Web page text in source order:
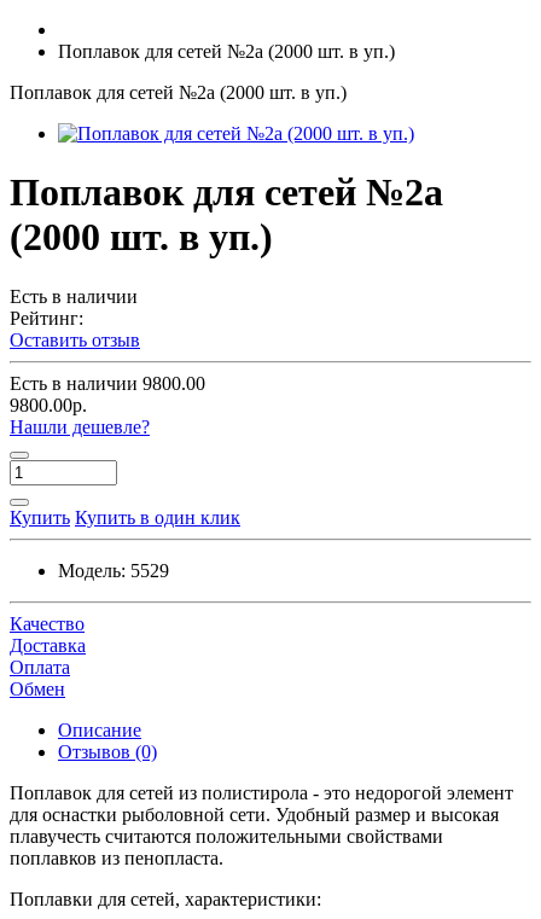
Поплавок для сетей №2а (2000 шт. в уп.)
Поплавок для сетей №2а (2000 шт. в уп.)
Поплавок для сетей №2а
(2000 шт. в уп.)
Есть в наличии
Рейтинг:
Оставить отзыв
Есть в наличии 9800.00
9800.00р.
Нашли дешевле?
Купить Купить в один клик
Модель: 5529
Качество
Доставка
Оплата
Обмен
Описание
Отзывов (0)
Поплавок для сетей из полистирола - это недорогой элемент
для оснастки рыболовной сети. Удобный размер и высокая
плавучесть считаются положительными свойствами
поплавков из пенопласта.
Поплавки для сетей, характеристики: